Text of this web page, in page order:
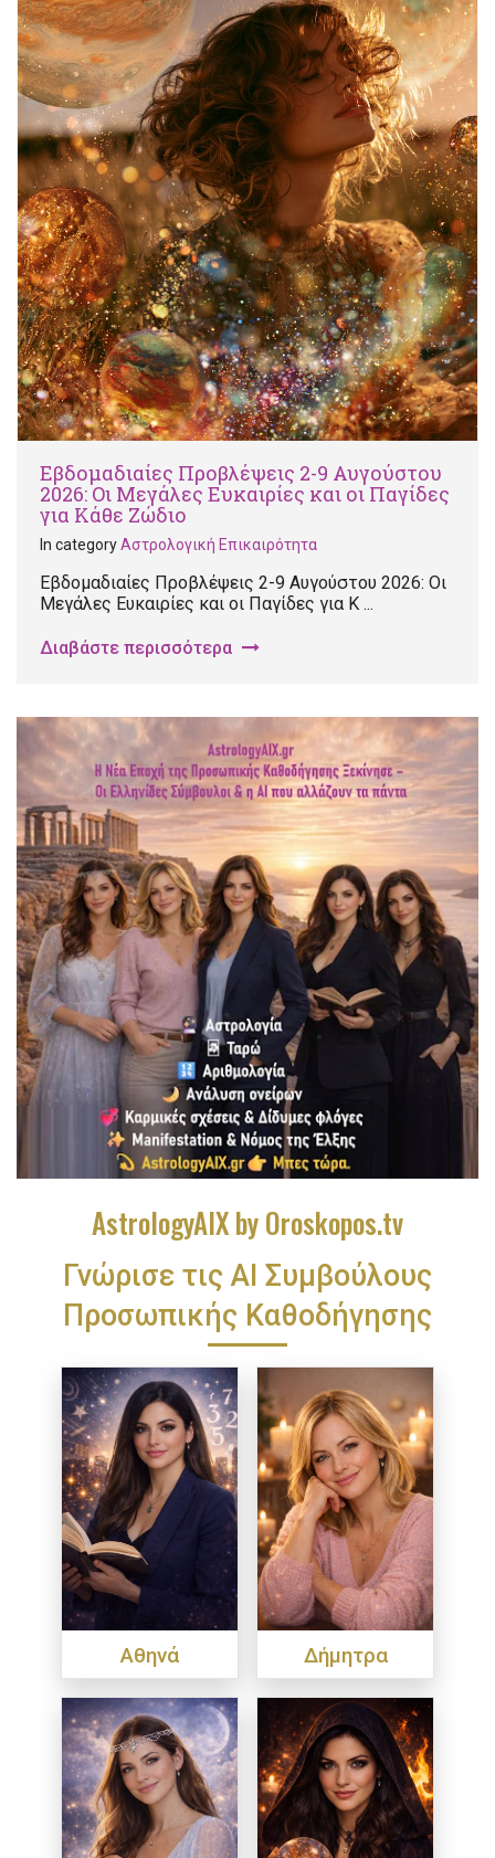
Εβδομαδιαίες Προβλέψεις 2-9 Αυγούστου
2026: Οι Μεγάλες Ευκαιρίες και οι Παγίδες
για Κάθε Ζώδιο
In categoryΑστρολογική Επικαιρότητα
Εβδομαδιαίες Προβλέψεις 2-9 Αυγούστου 2026: Οι
Μεγάλες Ευκαιρίες και οι Παγίδες για Κ ...
Διαβάστε περισσότερα
AstrologyAIX by Oroskopos.tv
Γνώρισε τις ΑΙ Συμβούλους
Προσωπικής Καθοδήγησης
Αθηνά Δήμητρα